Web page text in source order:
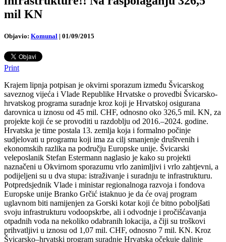
mil KN
Objavio: Komunal | 01/09/2015
Print
Krajem lipnja potpisan je okvirni sporazum između Švicarskog
saveznog vijeća i Vlade Republike Hrvatske o provedbi Švicarsko-
hrvatskog programa suradnje kroz koji je Hrvatskoj osigurana
darovnica u iznosu od 45 mil. CHF, odnosno oko 326,5 mil. KN, za
projekte koji će se provoditi u razdoblju od 2016.–2024. godine.
Hrvatska je time postala 13. zemlja koja i formalno počinje
sudjelovati u programu koji ima za cilj smanjenje društvenih i
ekonomskih razlika na području Europske unije. Švicarski
veleposlanik Stefan Estermann naglasio je kako su projekti
naznačeni u Okvirnom sporazumu vrlo zanimljivi i vrlo zahtjevni, a
podijeljeni su u dva stupa: istraživanje i suradnju te infrastrukturu.
Potpredsjednik Vlade i ministar regionalnoga razvoja i fondova
Europske unije Branko Grčić istaknuo je da će ovaj program
uglavnom biti namijenjen za Gorski kotar koji će bitno poboljšati
svoju infrastrukturu vodoopskrbe, ali i odvodnje i pročišćavanja
otpadnih voda na nekoliko odabranih lokacija, a čiji su troškovi
prihvatljivi u iznosu od 1,07 mil. CHF, odnosno 7 mil. KN. Kroz
Švicarsko–hrvatski program suradnje Hrvatska očekuje daljnje